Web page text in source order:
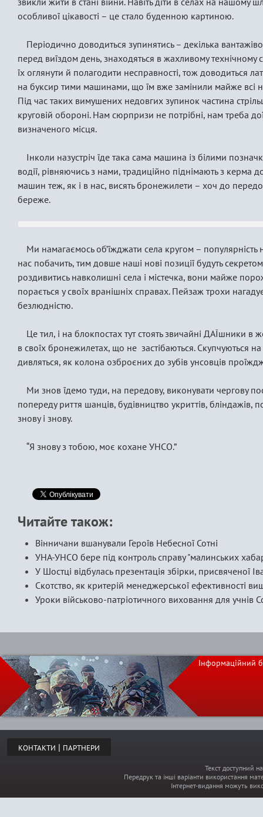
особливої цікавості – це стало буденною картиною.
Періодично доводиться зупинятись – декілька
перед виїздом день, знаходяться в жахливому технічному
їх оглянути й полагодити несправності, тож доводиться
на буксир тими машинами, що їм вже замінили майже всі
Під час таких вимушених недовгих зупинок частина
круговій обороні. Нам сюрпризи не потрібні, нам треба
визначеного місця.
Інколи назустріч їде така сама машина із білими
водії, рівняючись з нами, традиційно піднімають з керма
машин теж, як і в нас, висять бронежилети – хоч до
береже.
Ми намагаємось об’їжджати села кругом –
нас побачить, тим довше наші нові позиції будуть
роздивитись навколишні села і містечка, вони майже
порається у своїх вранішніх справах. Пейзаж трохи
безлюдністю.
Це тил, і на блокпостах тут стоять звичайні ДАЇшники в
в своїх бронежилетах, що не застібаються. Скупчуються
дивляться, як колона озброєних до зубів унсовців
Ми знов їдемо туди, на передову, виконувати чергову
попереду риття шанців, будівництво укриттів, бліндажів,
знову і знову.
“Я знову з тобою, моє кохане УНСО.”
Читайте також:
Вінничани вшанували Героїв Небесної Сотні
УНА-УНСО бере під контроль справу "малинських
У Шостці відбулась презентація збірки, присвяченої
Скотство, як критерій менеджерської ефективності
Уроки військово-патріотичного виховання для учнів
Інформаційний
КОНТАКТИ | ПАРТНЕРИ
Текст доступний
Передрук та інші варіанти використання
Інтернет-видання можуть